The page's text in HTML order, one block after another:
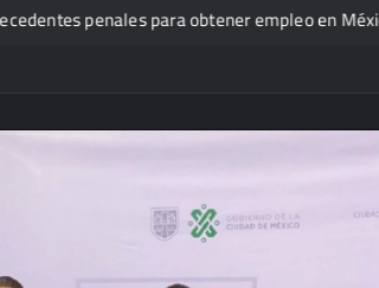
para obtener empleo en México